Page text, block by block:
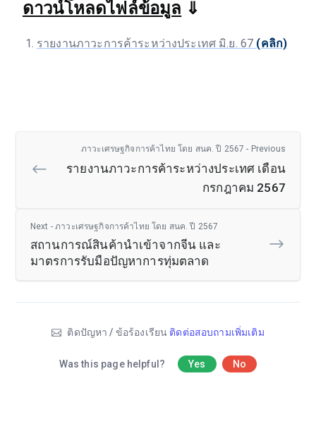
ดาวน์โหลดไฟล์ข้อมูล ⇓
รายงานภาวะการค้าระหว่างประเทศ มิ.ย. 67 (คลิก)
ภาวะเศรษฐกิจการค้าไทย โดย สนค. ปี 2567 - Previous
รายงานภาวะการค้าระหว่างประเทศ เดือน
กรกฎาคม 2567
Next - ภาวะเศรษฐกิจการค้าไทย โดย สนค. ปี 2567
สถานการณ์สินค้านำเข้าจากจีน และ
มาตรการรับมือปัญหาการทุ่มตลาด
ติดปัญหา / ข้อร้องเรียน ติดต่อสอบถามเพิ่มเติม
Was this page helpful? Yes No